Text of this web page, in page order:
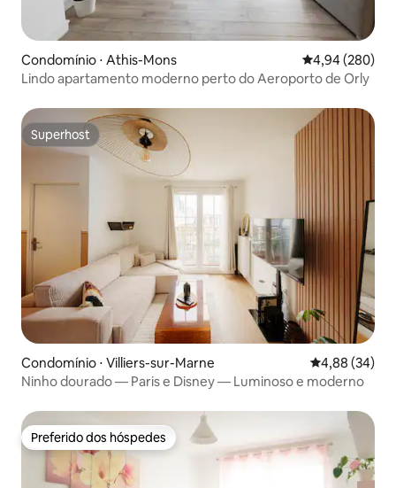
Condomínio ⋅ Athis-Mons 4,94 de uma
4,94 (280)
Lindo apartamento moderno perto do Aeroporto de Orly
Superhost
Superhost
Condomínio ⋅ Villiers-sur-Marne 4,88 de uma
4,88 (34)
Ninho dourado — Paris e Disney — Luminoso e moderno
Preferido dos hóspedes
Preferido dos hóspedes